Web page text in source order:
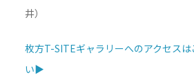
井）
枚方T-SITEギャラリーへのアクセス
い▶